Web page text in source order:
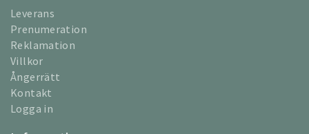
Leverans
Prenumeration
Reklamation
Villkor
Ångerrätt
Kontakt
Logga in